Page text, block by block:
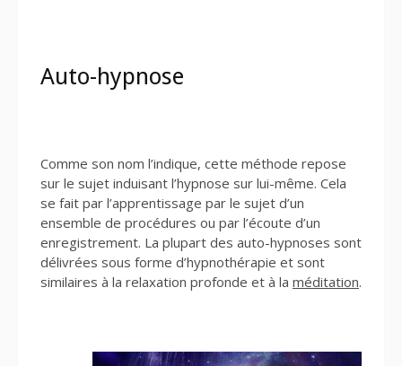
Auto-hypnose
Comme son nom l’indique, cette méthode repose
sur le sujet induisant l’hypnose sur lui-même. Cela
se fait par l’apprentissage par le sujet d’un
ensemble de procédures ou par l’écoute d’un
enregistrement. La plupart des auto-hypnoses sont
délivrées sous forme d’hypnothérapie et sont
similaires à la relaxation profonde et à la méditation.